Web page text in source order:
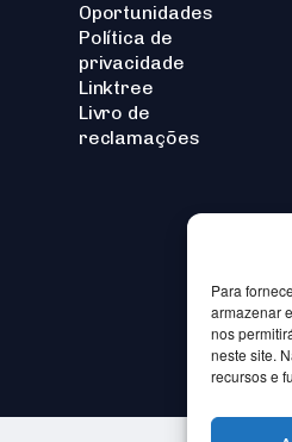
Para
armazenar
nos
neste site.
recursos e
Oportunidades
Política de
privacidade
Linktree
Livro de
reclamações